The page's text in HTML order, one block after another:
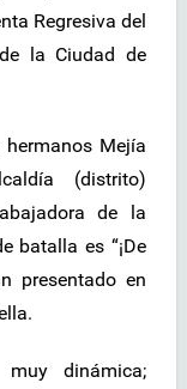
Regresiva del
la Ciudad de
Mejía
(distrito)
de la
batalla es “¡De
presentado en
dinámica;